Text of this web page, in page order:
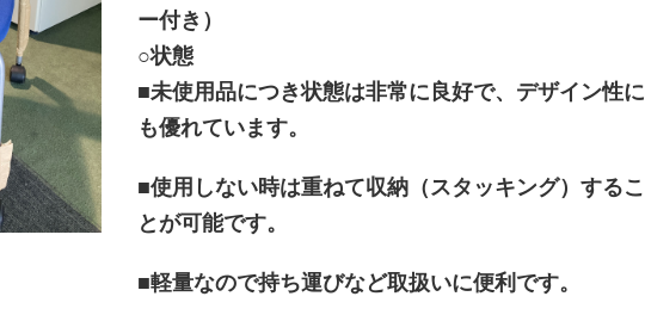
ー付き）
○状態
■未使用品につき状態は非常に良好で、デザイン性に
も優れています。
■使用しない時は重ねて収納（スタッキング）するこ
とが可能です。
■軽量なので持ち運びなど取扱いに便利です。